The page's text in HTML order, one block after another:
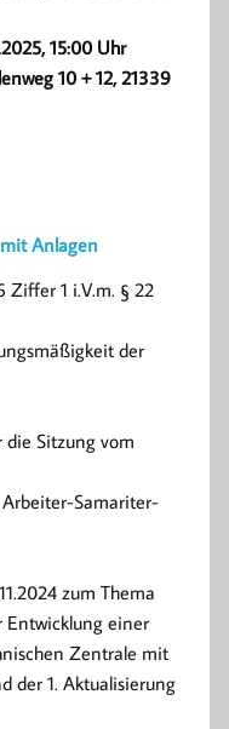
15:00 Uhr
10 + 12, 21339
Anlagen
Ziffer 1 i.V.m. § 22
der
die Sitzung vom
Arbeiter-Samariter-
zum Thema
Entwicklung einer
Zentrale mit
der 1. Aktualisierung